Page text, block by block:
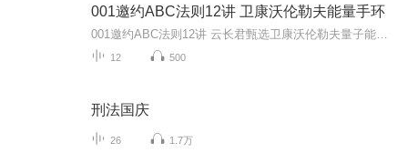
001邀约ABC法则12讲 卫康沃伦勒夫能量手环
12 500
刑法国庆
26 1.7万